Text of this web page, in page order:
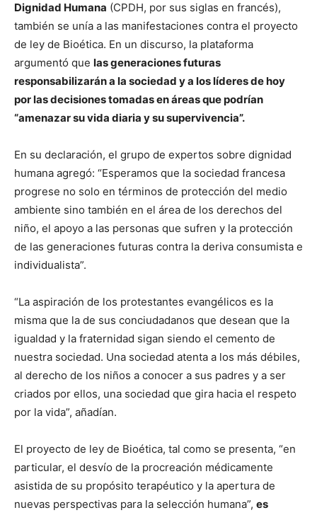
Dignidad Humana (CPDH, por sus siglas en francés),
también se unía a las manifestaciones contra el proyecto
de ley de Bioética. En un discurso, la plataforma
argumentó que las generaciones futuras
responsabilizarán a la sociedad y a los líderes de hoy
por las decisiones tomadas en áreas que podrían
“amenazar su vida diaria y su supervivencia”.
En su declaración, el grupo de expertos sobre dignidad
humana agregó: “Esperamos que la sociedad francesa
progrese no solo en términos de protección del medio
ambiente sino también en el área de los derechos del
niño, el apoyo a las personas que sufren y la protección
de las generaciones futuras contra la deriva consumista e
individualista”.
“La aspiración de los protestantes evangélicos es la
misma que la de sus conciudadanos que desean que la
igualdad y la fraternidad sigan siendo el cemento de
nuestra sociedad. Una sociedad atenta a los más débiles,
al derecho de los niños a conocer a sus padres y a ser
criados por ellos, una sociedad que gira hacia el respeto
por la vida”, añadían.
El proyecto de ley de Bioética, tal como se presenta, “en
particular, el desvío de la procreación médicamente
asistida de su propósito terapéutico y la apertura de
nuevas perspectivas para la selección humana”, es